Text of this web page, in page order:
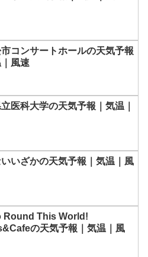
コンサートホールの天気予報
｜風速
医科大学の天気予報｜気温｜
いざかの天気予報｜気温｜風
Round This World!
の天気予報｜気温｜風